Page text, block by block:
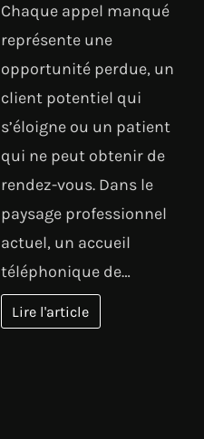
Chaque appel manqué
représente une
opportunité perdue, un
client potentiel qui
s’éloigne ou un patient
qui ne peut obtenir de
rendez-vous. Dans le
paysage professionnel
actuel, un accueil
téléphonique de…
Lire l'article